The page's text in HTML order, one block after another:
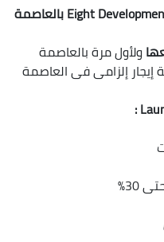
بعد النجاح المميز لمشاريع شركة Eight Developments بالعاصمة
ولأول مرة بالعاصمة
إلزامى فى العاصمة